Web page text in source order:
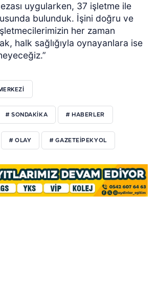
uygularken, 37 işletme ile
bulunduk. İşini doğru ve
her zaman
halk sağlığıyla oynayanlara ise
# SONDAKİKA # HABERLER
# OLAY # GAZETEİPEKYOL